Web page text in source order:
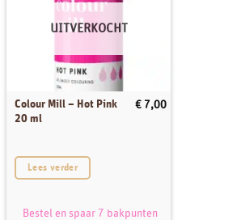
UITVERKOCHT
Colour Mill – Hot Pink
20 ml
€ 7,00
Lees verder
Bestel en spaar 7 bakpunten